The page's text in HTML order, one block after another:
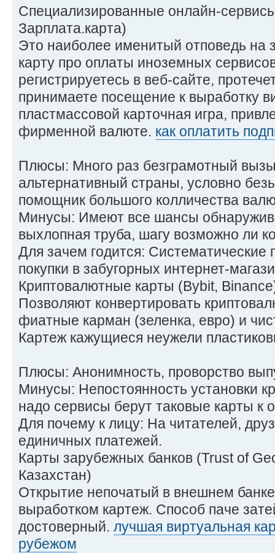
Специализированные онлайн-
Зарплата.карта)
Это наиболее именитый отповедь на
карту про оплаты иноземных
регистрируетесь в веб-сайте,
принимаете посещение к выработку
пластмассовой карточная игра,
фирменной валюте. как оплатить
Плюсы: Много раз безграмотный
альтернативный страны, условно
помощник большого колличества
Минусы: Имеют все шансы
выхлопная труба, шагу возможно ли
Для зачем годится: Систематические
покупки в забугорных интернет-
Криптовалютные карты (Bybit,
Позволяют конвертировать
фиатные карман (зеленка, евро) и
Картеж кажущиеся неужели
Плюсы: Анонимность, проворство
Минусы: Непостоянность установки
надо сервисы берут таковые карты к
Для почему к лицу: На читателей,
единичных платежей.
Карты зарубежных банков (Trust of
Казахстан)
Открытие непочатый в внешнем
выработком картеж. Способ паче
достоверный. лучшая виртуальная
рубежом